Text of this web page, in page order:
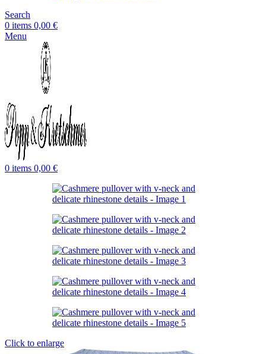
Search
0 items 0,00 €
Menu
0 items 0,00 €
Click to enlarge